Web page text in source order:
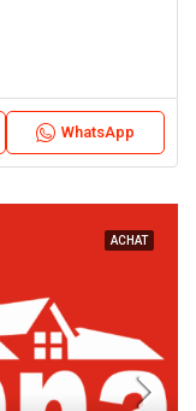
WhatsApp
ACHAT